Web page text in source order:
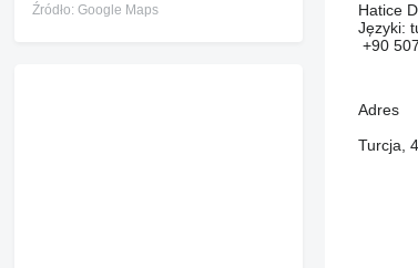
Źródło: Google Maps
Hatice
Języki:
+90
Adres
Turcja,